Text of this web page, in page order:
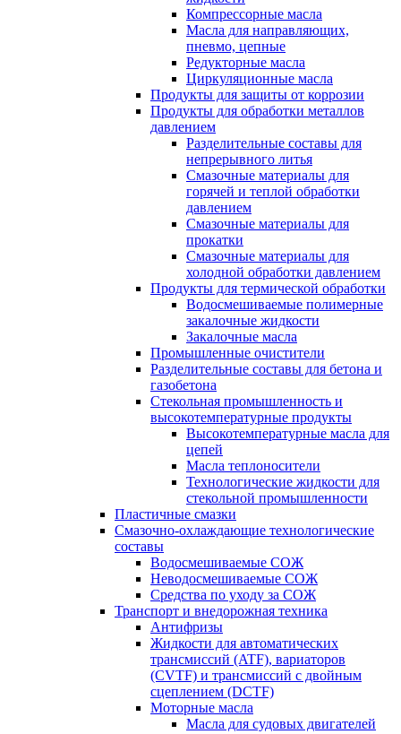
Компрессорные масла
Масла для направляющих,
пневмо, цепные
Редукторные масла
Циркуляционные масла
Продукты для защиты от коррозии
Продукты для обработки металлов
давлением
Разделительные составы для
непрерывного литья
Смазочные материалы для
горячей и теплой обработки
давлением
Смазочные материалы для
прокатки
Смазочные материалы для
холодной обработки давлением
Продукты для термической обработки
Водосмешиваемые полимерные
закалочные жидкости
Закалочные масла
Промышленные очистители
Разделительные составы для бетона и
газобетона
Стекольная промышленность и
высокотемпературные продукты
Высокотемпературные масла для
цепей
Масла теплоносители
Технологические жидкости для
стекольной промышленности
Пластичные смазки
Смазочно-охлаждающие технологические
составы
Водосмешиваемые СОЖ
Неводосмешиваемые СОЖ
Средства по уходу за СОЖ
Транспорт и внедорожная техника
Антифризы
Жидкости для автоматических
трансмиссий (ATF), вариаторов
(CVTF) и трансмиссий с двойным
сцеплением (DCTF)
Моторные масла
Масла для судовых двигателей